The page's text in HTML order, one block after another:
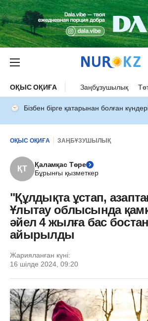
ОҚЫС ОҚИҒА Заңбұзушылық
Бізбен бірге қатарынан болған
ОҚЫС ОҚИҒА ЗАҢБҰЗУШЫЛЫҚ
ҚТ
Қаламқас Төре
Бұрынғы қызметкер
"Құлдықта ұстап,
Ұлытау облысында
әйел 4 жылға бас
айырылды
Жарияланған күні:
16 шілде 2024, 09:20